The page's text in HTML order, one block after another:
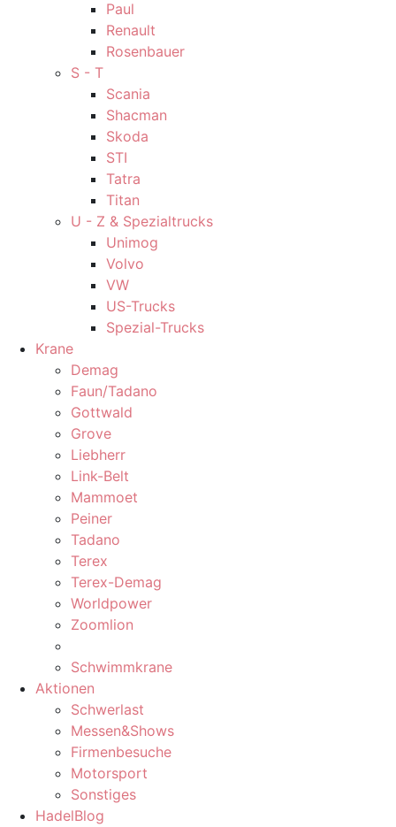
Paul
Renault
Rosenbauer
S - T
Scania
Shacman
Skoda
STI
Tatra
Titan
U - Z & Spezialtrucks
Unimog
Volvo
VW
US-Trucks
Spezial-Trucks
Krane
Demag
Faun/Tadano
Gottwald
Grove
Liebherr
Link-Belt
Mammoet
Peiner
Tadano
Terex
Terex-Demag
Worldpower
Zoomlion
Schwimmkrane
Aktionen
Schwerlast
Messen&Shows
Firmenbesuche
Motorsport
Sonstiges
HadelBlog